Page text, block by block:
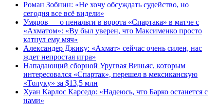
Роман Зобнин: «Не хочу обсуждать судейство, но
сегодня все всё видели»
Умяров — о пенальти в ворота «Спартака» в матче с
«Ахматом»: «Ву был уверен, что Максименко просто
катнул ему мяч»
Александер Джику: «Ахмат» сейчас очень силен, нас
ждет непростая игра»
Нападающий сборной Уругвая Виньяс, которым
интересовался «Спартак», перешел в мексиканскую
«Толуку» за $13,5 млн
Хуан Карлос Карседо: «Надеюсь, что Барко останется с
нами»